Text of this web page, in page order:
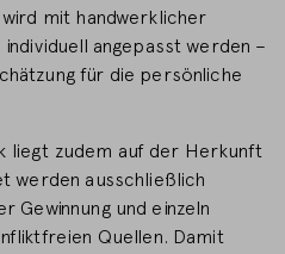
mit handwerklicher
angepasst werden –
für die persönliche
liegt zudem auf der Herkunft
werden ausschließlich
Gewinnung und einzeln
Quellen. Damit